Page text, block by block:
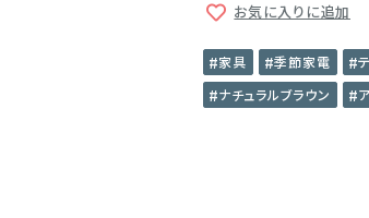
お気に入りに追加
家具 季節家電
ナチュラルブラウン